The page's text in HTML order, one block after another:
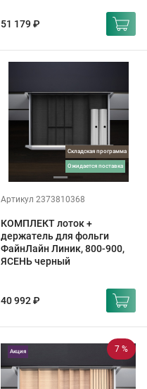
51 179 ₽
Складская программа
ожидается поставка
Артикул 2373810368
КОМПЛЕКТ лоток +
держатель для фольги
ФайнЛайн Линик, 800-900,
ЯСЕНЬ черный
40 992 ₽
7 %
Акция